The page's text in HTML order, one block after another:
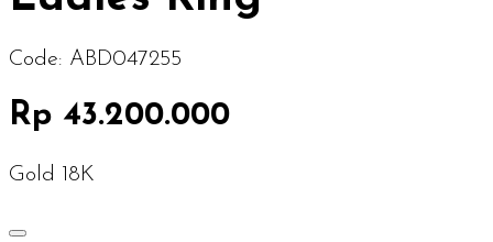
Code: ABD047255
Rp 43.200.000
Gold 18K